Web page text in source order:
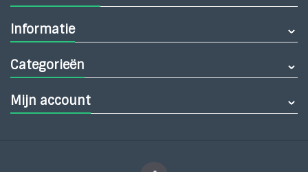
Informatie
Categorieën
Mijn account